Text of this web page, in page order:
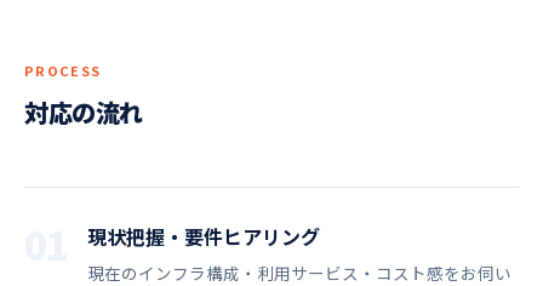
PROCESS
対応の流れ
現状把握・要件ヒアリング
現在のインフラ構成・利用サービス・コスト感をお伺い